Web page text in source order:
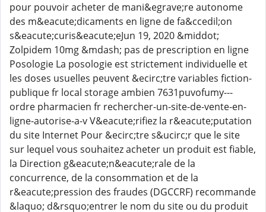
pour pouvoir acheter de mani&egrave;re autonome
des m&eacute;dicaments en ligne de fa&ccedil;on
s&eacute;curis&eacute;eJun 19, 2020 &middot;
Zolpidem 10mg &mdash; pas de prescription en ligne
Posologie La posologie est strictement individuelle et
les doses usuelles peuvent &ecirc;tre variables fiction-
publique fr local storage ambien 7631puvofumy---
ordre pharmacien fr rechercher-un-site-de-vente-en-
ligne-autorise-a-v V&eacute;rifiez la r&eacute;putation
du site Internet Pour &ecirc;tre s&ucirc;r que le site
sur lequel vous souhaitez acheter un produit est fiable,
la Direction g&eacute;n&eacute;rale de la
concurrence, de la consommation et de la
r&eacute;pression des fraudes (DGCCRF) recommande
&laquo; d&rsquo;entrer le nom du site ou du produit